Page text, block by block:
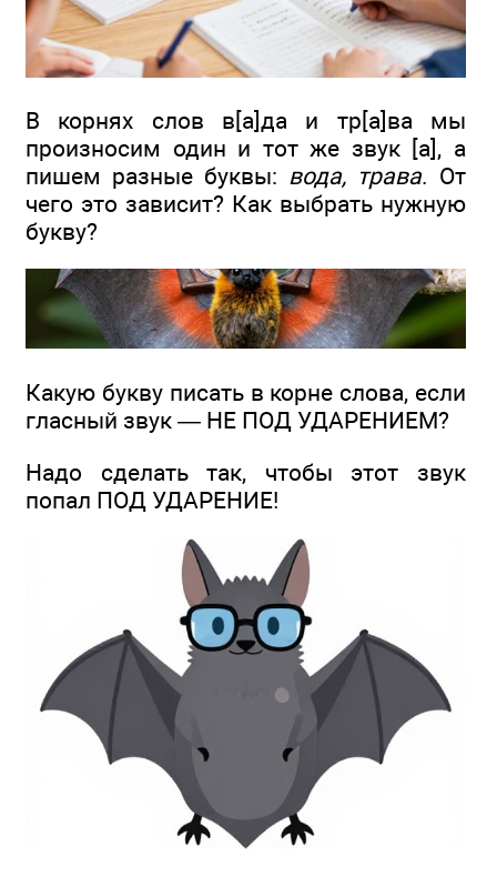
В корнях слов в[а]да и тр[а]ва мы
произносим один и тот же звук [а], а
пишем разные буквы: вода, трава. От
чего это зависит? Как выбрать нужную
букву?
Какую букву писать в корне слова, если
гласный звук — НЕ ПОД УДАРЕНИЕМ?
Надо сделать так, чтобы этот звук
попал ПОД УДАРЕНИЕ!